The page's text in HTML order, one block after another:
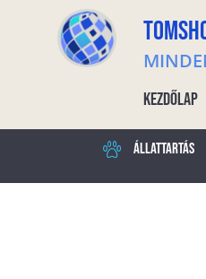
Kezdőlap
Állattartás